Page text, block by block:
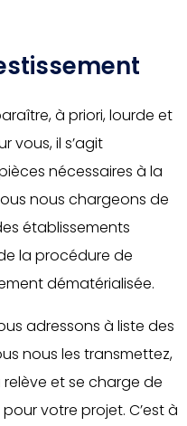
à priori, lourde et
vous, il s’agit
nécessaires à la
nous chargeons de
établissements
la procédure de
dématérialisée.
adressons à liste des
nous les transmettez,
et se charge de
votre projet. C’est à